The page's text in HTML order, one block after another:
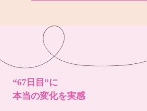
“67日目”に
本当の変化を実感